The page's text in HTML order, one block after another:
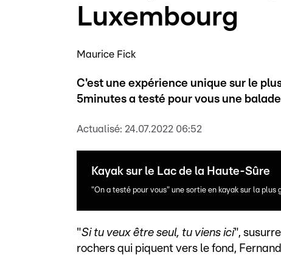
Luxembourg
Maurice Fick
C'est une expérience unique sur le
5minutes a testé pour vous une
Actualisé: 24.07.2022 06:52
Kayak sur le Lac de la Haute-Sûre
"On a testé pour vous" une sortie en kayak sur la
"Si tu veux être seul, tu viens ici",
rochers qui piquent vers le fond,